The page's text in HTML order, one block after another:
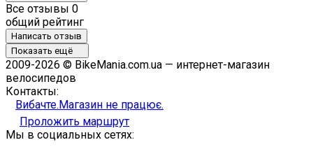
Все отзывы 0
общий рейтинг
Написать отзыв
Показать ещё
2009-2026 © BikeMania.com.ua — интернет-магазин
велосипедов
Контакты:
Вибачте.Магазин не працює.
Проложить маршрут
Мы в социальных сетях: